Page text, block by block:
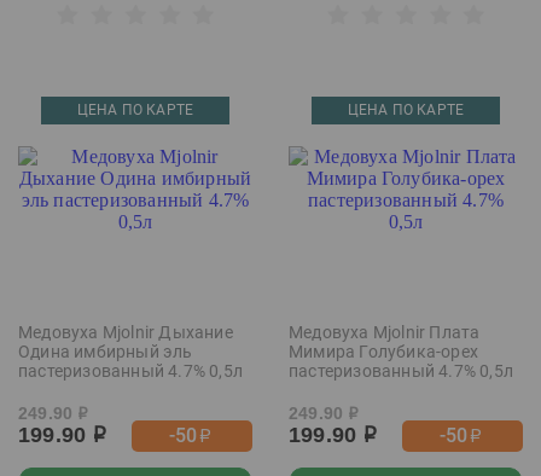
ЦЕНА ПО КАРТЕ
Медовуха Mjolnir Дыхание
Одина имбирный эль
пастеризованный 4.7% 0,5л
249.90 р
199.90 р -50р
ЦЕНА ПО КАРТЕ
Медовуха Mjolnir Плата
Мимира Голубика-орех
пастеризованный 4.7% 0,5л
249.90 р
199.90 р -50р